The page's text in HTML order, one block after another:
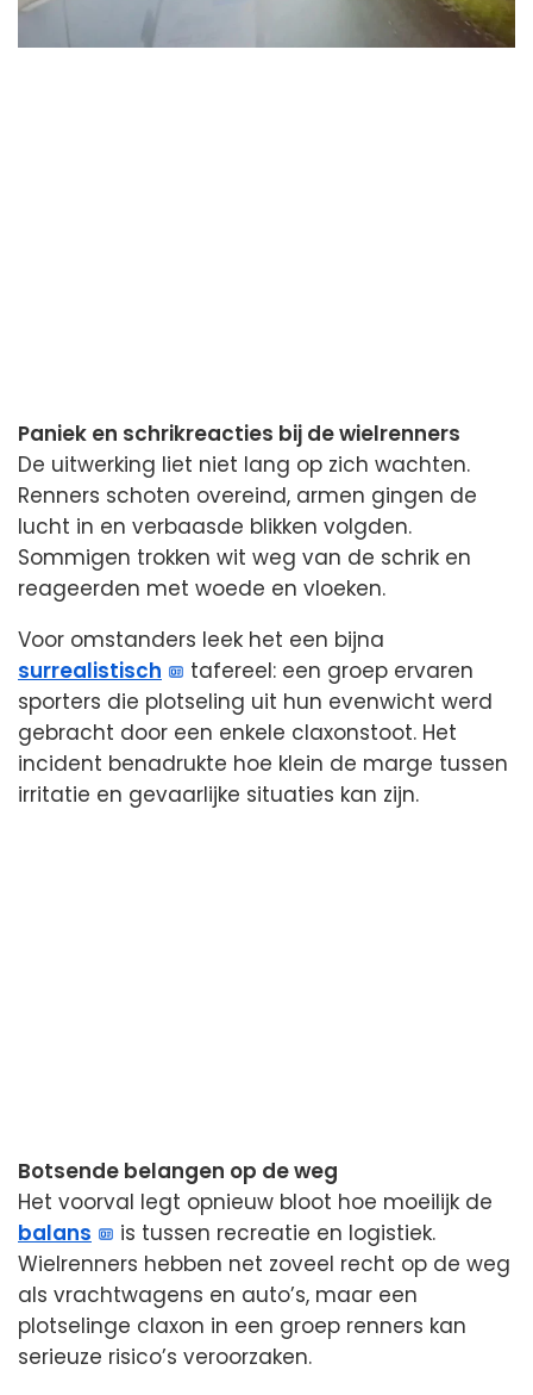
Paniek en schrikreacties bij de wielrenners
De uitwerking liet niet lang op zich wachten.
Renners schoten overeind, armen gingen de
lucht in en verbaasde blikken volgden.
Sommigen trokken wit weg van de schrik en
reageerden met woede en vloeken.
Voor omstanders leek het een bijna
surrealistisch
tafereel: een groep ervaren
sporters die plotseling uit hun evenwicht werd
gebracht door een enkele claxonstoot. Het
incident benadrukte hoe klein de marge tussen
irritatie en gevaarlijke situaties kan zijn.
Botsende belangen op de weg
Het voorval legt opnieuw bloot hoe moeilijk de
balans
is tussen recreatie en logistiek.
Wielrenners hebben net zoveel recht op de weg
als vrachtwagens en auto’s, maar een
plotselinge claxon in een groep renners kan
serieuze risico’s veroorzaken.